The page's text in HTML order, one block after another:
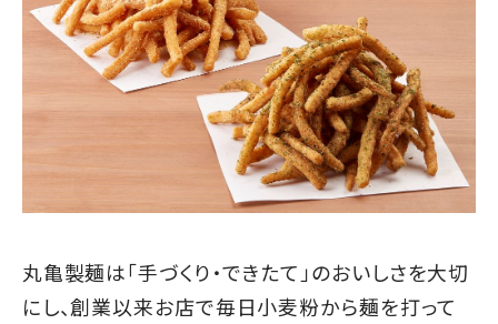
丸亀製麺は「手づくり・できたて」のおいしさを大切
にし、創業以来お店で毎日小麦粉から麺を打って